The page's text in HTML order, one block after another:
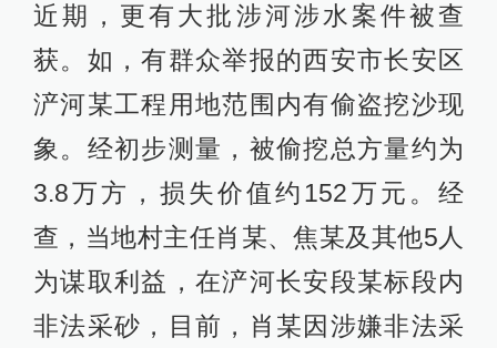
近期，更有大批涉河涉水案件被查
获。如，有群众举报的西安市长安区
浐河某工程用地范围内有偷盗挖沙现
象。经初步测量，被偷挖总方量约为
3.8万方，损失价值约152万元。经
查，当地村主任肖某、焦某及其他5人
为谋取利益，在浐河长安段某标段内
非法采砂，目前，肖某因涉嫌非法采